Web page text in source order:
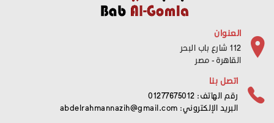
العنوان
112 شارع باب البحر
القاهرة - مصر
اتصل بنا
رقم الهاتف: 01277675012
البريد الإلكتروني: abdelrahmannazih@gmail.com